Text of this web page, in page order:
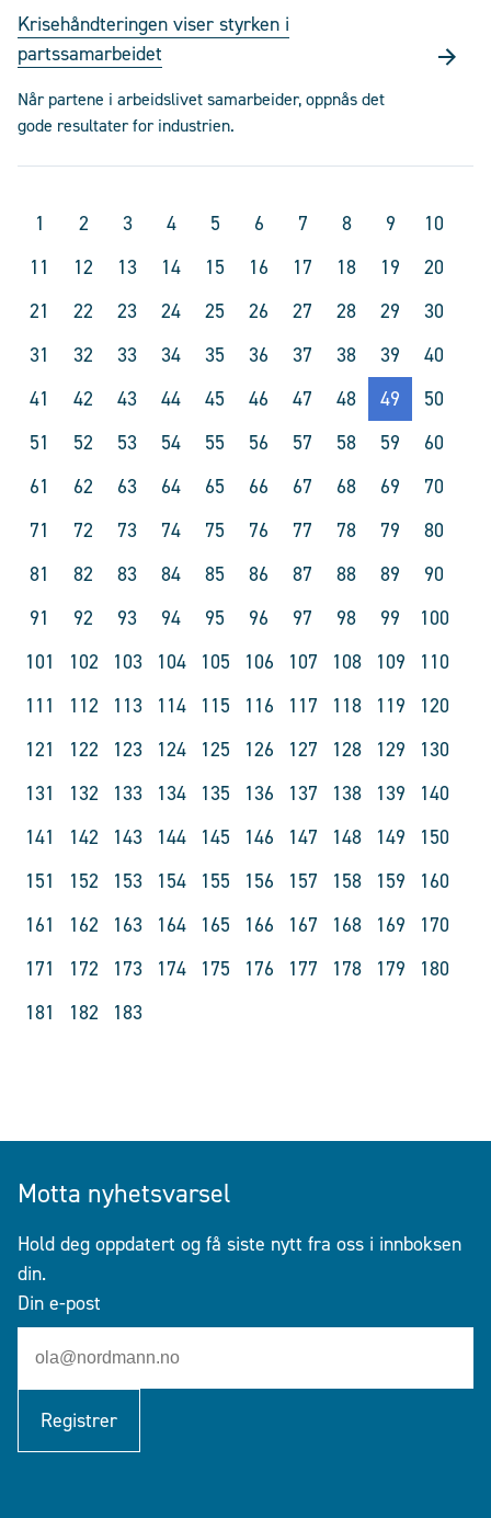
Krisehåndteringen viser styrken i
partssamarbeidet
Når partene i arbeidslivet samarbeider, oppnås det
gode resultater for industrien.
1 2 3 4 5 6 7 8 9
10
11
12 13 14 15 16 17 18 19
20
21
22 23 24 25 26 27 28 29
30
31
32 33 34 35 36 37 38 39
40
41
42 43 44 45 46 47 48 49
50
51
52 53 54 55 56 57 58 59
60
61
62 63 64 65 66 67 68 69
70
71
72 73 74 75 76 77 78 79
80
81
82 83 84 85 86 87 88 89
90
91
92 93 94 95 96 97 98 99
100
101
102 103 104 105 106 107 108 109
110
111
112 113 114 115 116 117 118 119
120
121
122 123 124 125 126 127 128 129
130
131
132 133 134 135 136 137 138 139
140
141
142 143 144 145 146 147 148 149
150
151
152 153 154 155 156 157 158 159
160
161
162 163 164 165 166 167 168 169
170
171
172 173 174 175 176 177 178 179
180
181
182 183
Motta nyhetsvarsel
Hold deg oppdatert og få siste nytt fra oss i innboksen
din.
Din e-post
Registrer